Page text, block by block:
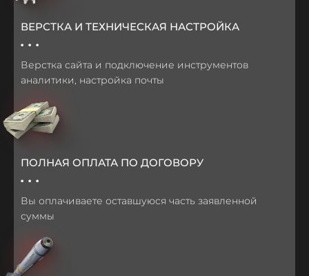
ВЕРСТКА И ТЕХНИЧЕСКАЯ НАСТРОЙКА
...
Верстка сайта и подключение инструментов
аналитики, настройка почты
ПОЛНАЯ ОПЛАТА ПО ДОГОВОРУ
...
Вы оплачиваете оставшуюся часть заявленной
суммы